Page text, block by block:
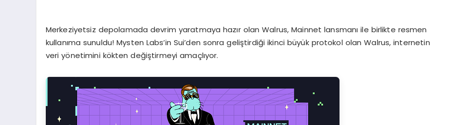
Merkeziyetsiz depolamada devrim yaratmaya hazır olan Walrus, Mainnet lansmanı ile birlikte resmen
kullanıma sunuldu! Mysten Labs’in Sui’den sonra geliştirdiği ikinci büyük protokol olan Walrus, internetin
veri yönetimini kökten değiştirmeyi amaçlıyor.